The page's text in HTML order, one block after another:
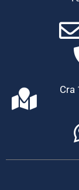
Cra